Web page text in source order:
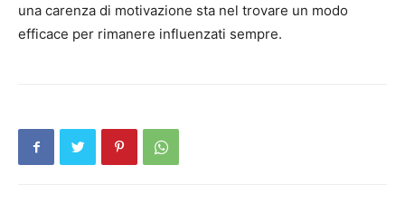
una carenza di motivazione sta nel trovare un modo
efficace per rimanere influenzati sempre.